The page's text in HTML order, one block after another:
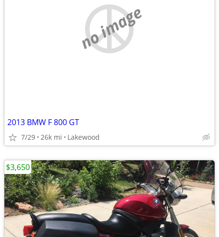
no image
2013 BMW F 800 GT
7/29 26k mi Lakewood
$3,650